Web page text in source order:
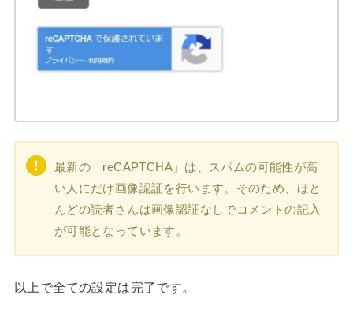
最新の「reCAPTCHA」は、スパムの可能性が高
い人にだけ画像認証を行います。そのため、ほと
んどの読者さんは画像認証なしでコメントの記入
が可能となっています。
以上で全ての設定は完了です。